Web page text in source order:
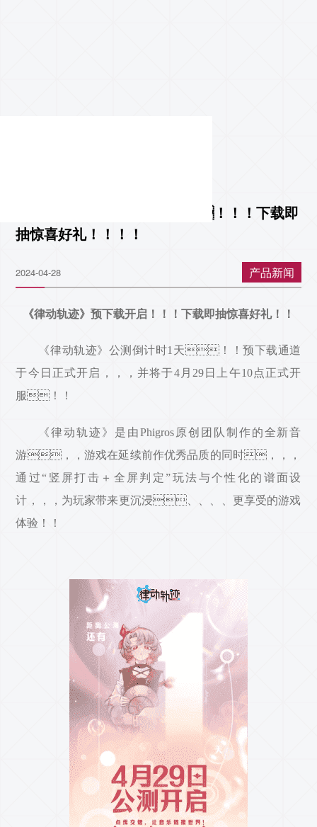
《律动轨迹》预下载开启！！！下载即
抽惊喜好礼！！！！
2024-04-28 产品新闻
《律动轨迹》预下载开启！！！下载即抽惊喜好礼！！
《律动轨迹》公测倒计时1天！！预下载通道
于今日正式开启，，，并将于4月29日上午10点正式开
服！！
《律动轨迹》是由Phigros原创团队制作的全新音
游，，游戏在延续前作优秀品质的同时，，，
通过“竖屏打击＋全屏判定”玩法与个性化的谱面设
计，，，为玩家带来更沉浸、、、、更享受的游戏
体验！！